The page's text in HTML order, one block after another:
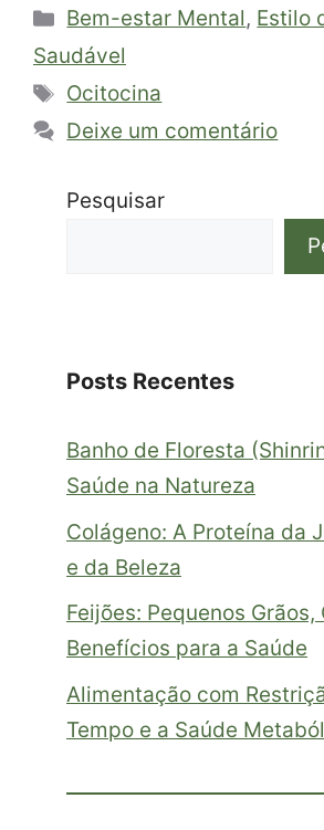
Categorias
Bem-estar Mental, Estilo
Saudável
Tags
Ocitocina
Deixe um comentário
Pesquisar
Posts Recentes
Banho de Floresta
Saúde na Natureza
Colágeno: A Proteína da
e da Beleza
Feijões: Pequenos Grãos,
Benefícios para a Saúde
Alimentação com
Tempo e a Saúde